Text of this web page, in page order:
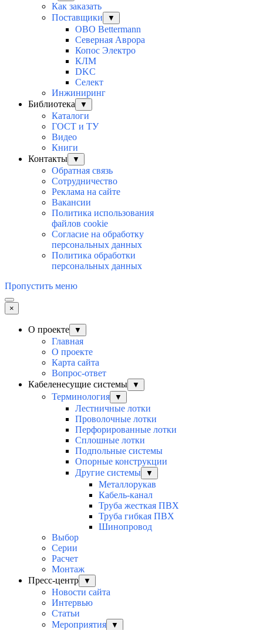
Как заказать
Поставщики
▼
OBO Bettermann
Северная Аврора
Копос Электро
КЛМ
DKC
Селект
Инжиниринг
Библиотека
▼
Каталоги
ГОСТ и ТУ
Видео
Книги
Контакты
▼
Обратная связь
Сотрудничество
Реклама на сайте
Вакансии
Политика использования
файлов cookie
Согласие на обработку
персональных данных
Политика обработки
персональных данных
Пропустить меню
×
О проекте ▼
Главная
О проекте
Карта сайта
Вопрос-ответ
Кабеленесущие системы
▼
Терминология ▼
Лестничные лотки
Проволочные лотки
Перфорированные лотки
Сплошные лотки
Подпольные системы
Опорные конструкции
Другие системы
▼
Металлорукав
Кабель-канал
Труба жесткая ПВХ
Труба гибкая ПВХ
Шинопровод
Выбор
Серии
Расчет
Монтаж
Пресс-центр
▼
Новости сайта
Интервью
Статьи
Мероприятия
▼